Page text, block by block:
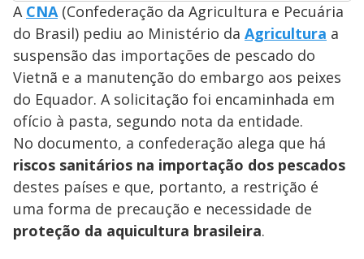
A CNA(Confederação da Agricultura e Pecuária
do Brasil) pediu ao Ministério da Agricultura a
suspensão das importações de pescado do
Vietnã e a manutenção do embargo aos peixes
do Equador. A solicitação foi encaminhada em
ofício à pasta, segundo nota da entidade.
No documento, a confederação alega que há
riscos sanitários na importação dos pescados
destes países e que, portanto, a restrição é
uma forma de precaução e necessidade de
proteção da aquicultura brasileira.